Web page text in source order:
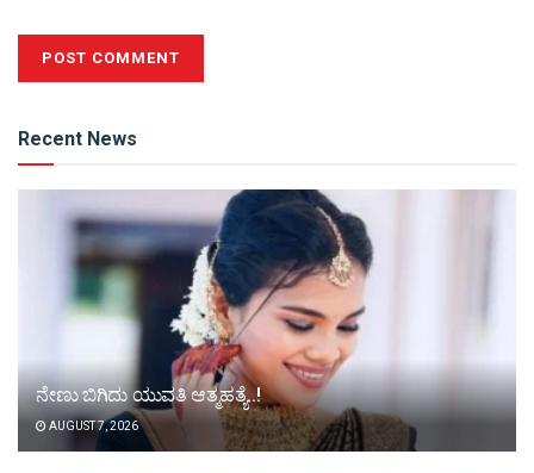
Recent News
ನೇಣು ಬಿಗಿದು ಯುವತಿ ಆತ್ಮಹತ್ಯೆ..!
AUGUST 7, 2026